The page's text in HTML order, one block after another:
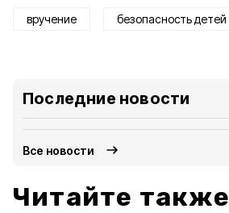
вручение безопасность детей
Последние новости
Все новости
Читайте также